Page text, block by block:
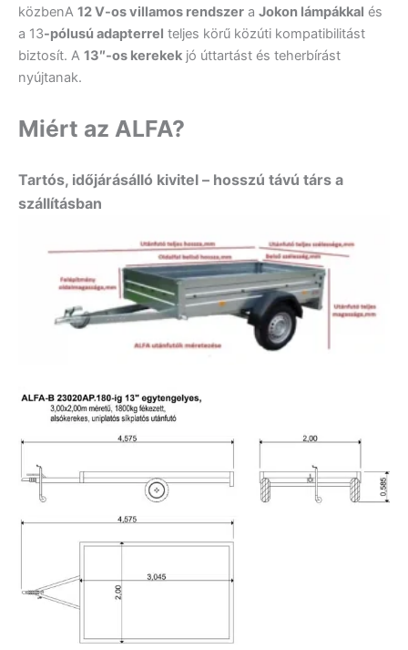
közbenA 12 V-os villamos rendszer a Jokon lámpákkal és
a 13-pólusú adapterrel teljes körű közúti kompatibilitást
biztosít. A 13″-os kerekek jó úttartást és teherbírást
nyújtanak.
Miért az ALFA?
Tartós, időjárásálló kivitel – hosszú távú társ a
szállításban